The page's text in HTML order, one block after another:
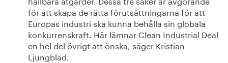
för att skapa de rätta förutsättningarna för att
Europas industri ska kunna behålla sin globala
konkurrenskraft. Här lämnar Clean Industrial Deal
en hel del övrigt att önska, säger Kristian
Ljungblad.